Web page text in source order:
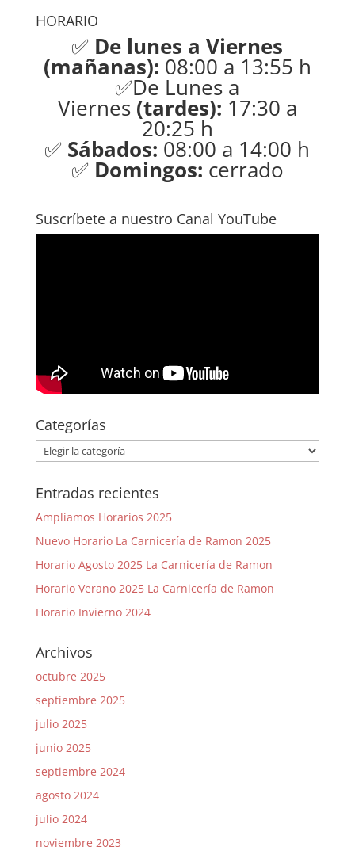
HORARIO
✅ De lunes a Viernes
(mañanas): 08:00 a 13:55 h
✅De Lunes a
Viernes(tardes): 17:30 a
20:25 h
✅ Sábados: 08:00 a 14:00 h
✅ Domingos: cerrado
Suscríbete a nuestro Canal YouTube
Categorías
Categorías
Entradas recientes
Ampliamos Horarios 2025
Nuevo Horario La Carnicería de Ramon 2025
Horario Agosto 2025 La Carnicería de Ramon
Horario Verano 2025 La Carnicería de Ramon
Horario Invierno 2024
Archivos
octubre 2025
septiembre 2025
julio 2025
junio 2025
septiembre 2024
agosto 2024
julio 2024
noviembre 2023